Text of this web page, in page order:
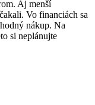
Aj menší
Vo financiách sa
nákup. Na
si neplánujte